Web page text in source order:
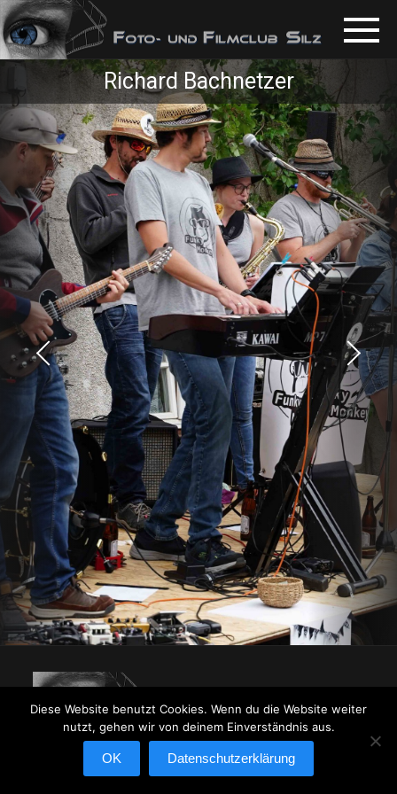
Richard Bachnetzer
© 2024 Foto- und Filmclub Silz
Diese Website benutzt Cookies. Wenn du die Website weiter
nutzt, gehen wir von deinem Einverständnis aus.
OK Datenschutzerklärung